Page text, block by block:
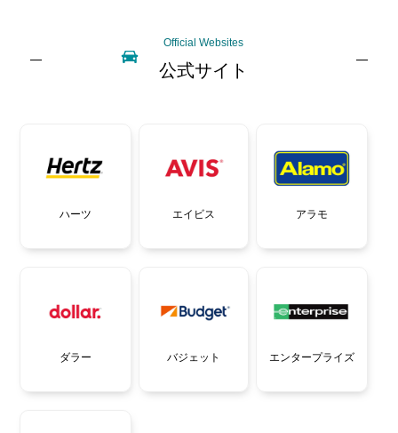
Official Websites
公式サイト
ハーツ エイビス アラモ
ダラー バジェット エンタープライズ